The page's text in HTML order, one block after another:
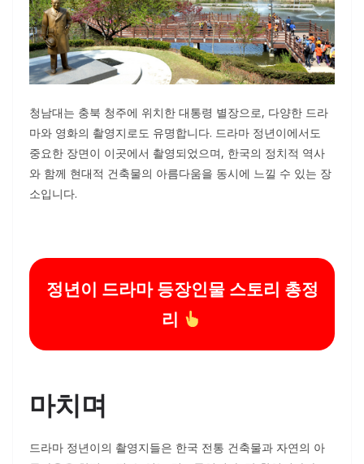
청남대는 충북 청주에 위치한 대통령 별장으로, 다양한 드라
마와 영화의 촬영지로도 유명합니다. 드라마 정년이에서도
중요한 장면이 이곳에서 촬영되었으며, 한국의 정치적 역사
와 함께 현대적 건축물의 아름다움을 동시에 느낄 수 있는 장
소입니다.
정년이 드라마 등장인물 스토리 총정
리
마치며
드라마 정년이의 촬영지들은 한국 전통 건축물과 자연의 아